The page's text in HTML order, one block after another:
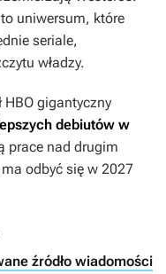
uniwersum, które
seriale,
władzy.
HBO gigantyczny
debiutów w
prace nad drugim
odbyć się w 2027
źródło wiadomości